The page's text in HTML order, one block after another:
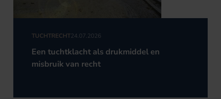
TUCHTRECHT24.07.2026
Een tuchtklacht als drukmiddel en
misbruik van recht